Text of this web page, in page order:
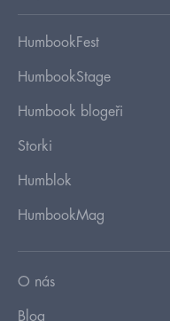
HumbookFest
HumbookStage
Humbook blogeři
Storki
Humblok
HumbookMag
O nás
Blog